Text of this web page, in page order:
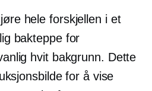
hele forskjellen i et
bakteppe for
hvit bakgrunn. Dette
for å vise